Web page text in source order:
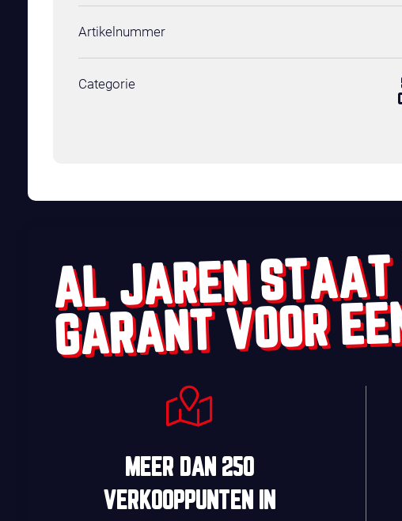
Artikelnummer
Categorie
AL JAREN
GARANT VOOR
MEER DAN 250
VERKOOPPUNTEN
IN